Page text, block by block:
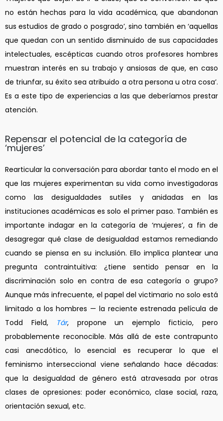
no están hechas para la vida académica, que abandonan
sus estudios de grado o posgrado’, sino también en ‘aquellas
que quedan con un sentido disminuido de sus capacidades
intelectuales, escépticas cuando otros profesores hombres
muestran interés en su trabajo y ansiosas de que, en caso
de triunfar, su éxito sea atribuido a otra persona u otra cosa’.
Es a este tipo de experiencias a las que deberíamos prestar
atención.
Repensar el potencial de la categoría de
‘mujeres’
Rearticular la conversación para abordar tanto el modo en el
que las mujeres experimentan su vida como investigadoras
como las desigualdades sutiles y anidadas en las
instituciones académicas es solo el primer paso. También es
importante indagar en la categoría de ‘mujeres’, a fin de
desagregar qué clase de desigualdad estamos remediando
cuando se piensa en su inclusión. Ello implica plantear una
pregunta contraintuitiva: ¿tiene sentido pensar en la
discriminación solo en contra de esa categoría o grupo?
Aunque más infrecuente, el papel del victimario no solo está
limitado a los hombres — la reciente estrenada película de
Todd Field,
Tár, propone un ejemplo ficticio, pero
probablemente reconocible. Más allá de este contrapunto
casi anecdótico, lo esencial es recuperar lo que el
feminismo interseccional viene señalando hace décadas:
que la desigualdad de género está atravesada por otras
clases de opresiones: poder económico, clase social, raza,
orientación sexual, etc.